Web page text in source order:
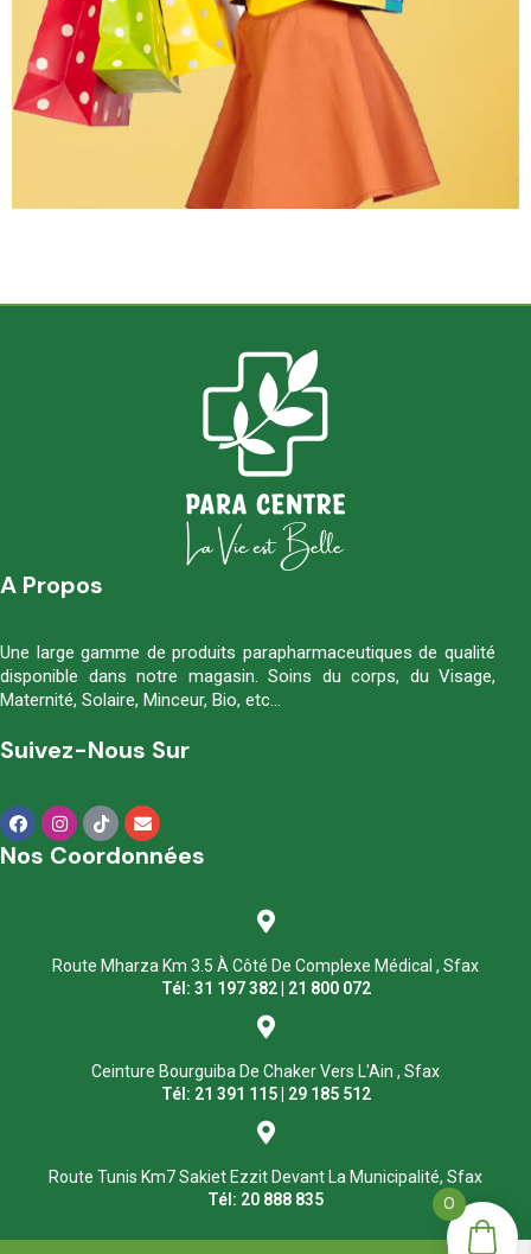
A Propos
Une large gamme de produits parapharmaceutiques de qualité
disponible dans notre magasin. Soins du corps, du Visage,
Maternité, Solaire, Minceur, Bio, etc…
Suivez-Nous Sur
Nos Coordonnées
Route Mharza Km 3.5 À Côté De Complexe Médical , Sfax
Tél: 31 197 382 | 21 800 072
Ceinture Bourguiba De Chaker Vers L'Ain , Sfax
Tél: 21 391 115 | 29 185 512
Route Tunis Km7 Sakiet Ezzit Devant La Municipalité, Sfax
Tél: 20 888 835
0